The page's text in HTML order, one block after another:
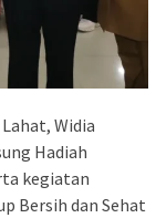
Widia
Hadiah
kegiatan
Bersih dan Sehat